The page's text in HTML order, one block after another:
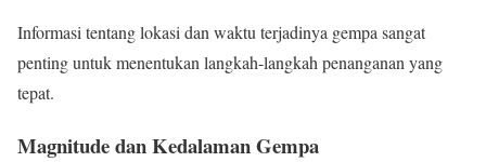
Informasi tentang lokasi dan waktu terjadinya gempa sangat
penting untuk menentukan langkah-langkah penanganan yang
tepat.
Magnitude dan Kedalaman Gempa